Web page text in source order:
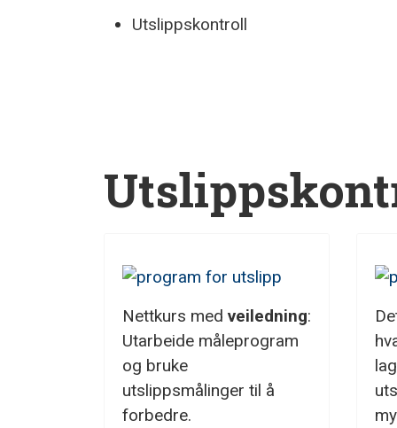
Utslippskontroll
Nettkurs med veiledning:
Utarbeide måleprogram
og bruke
utslippsmålinger til å
forbedre.